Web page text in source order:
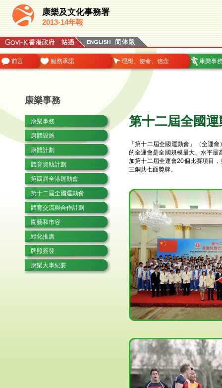
康樂及文化事務署
2013-14年報
前言 服務承諾 理想、使命、信念 康樂事
康樂事務
康樂事務
康體設施
康體計劃
體育資助計劃
第四屆全港運動會
第十二屆全國運動會
體育交流與合作計劃
園藝和市容
綠化推廣
牌照簽發
康樂大事紀要
第十二屆全國運
「第十二屆全國運動會」（全運
的全運會是全國規模最大、水平
加第十二屆全運會20個比賽項目
三銅共七面獎牌。